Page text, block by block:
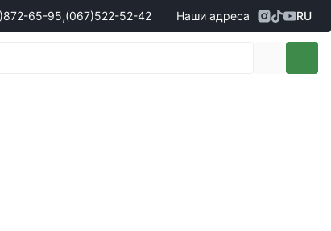
872-65-95,(067)522-52-42
продаже техники
Наши адреса RU